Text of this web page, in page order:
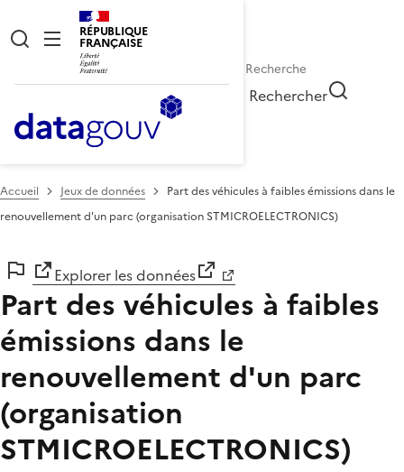
RÉPUBLIQUE
FRANÇAISE
Rechercher
Accueil Jeux de données
Part des véhicules à faibles émissions dans le
renouvellement d'un parc (organisation STMICROELECTRONICS)
Explorer les données
Part des véhicules à faibles
émissions dans le
renouvellement d'un parc
(organisation
STMICROELECTRONICS)